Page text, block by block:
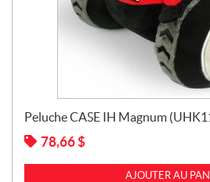
Peluche CASE IH Magnum
78,66$
AJOUTER AU